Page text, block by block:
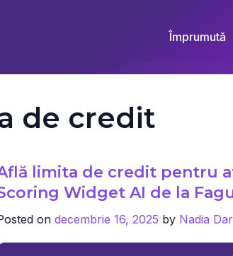
Împrumută
de credit
limita de credit pentru
Widget AI de la
on decembrie 16, 2025 by Nadia